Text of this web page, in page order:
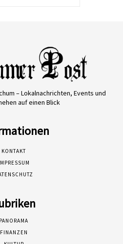
– Lokalnachrichten, Events und
auf einen Blick
KONTAKT
PANORAMA
FINANZEN